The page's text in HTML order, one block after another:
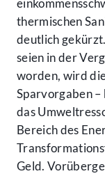
thermischen
deutlich
seien in der
worden, wird
Sparvorgaben
das
Bereich des
Geld.